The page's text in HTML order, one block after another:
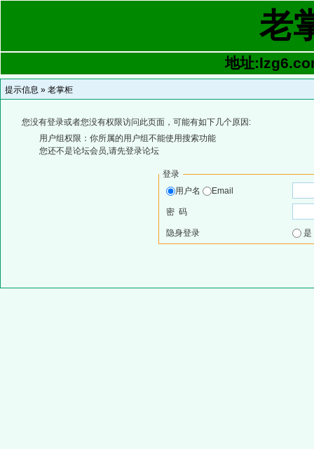
老
地址
提示信息 » 老掌柜
您没有登录或者您没有权限访问此页面，可能有如下几个原因:
用户组权限：你所属的用户组不能使用搜索功能
您还不是论坛会员,请先登录论坛
登录
用户名
Email
密 码
隐身登录